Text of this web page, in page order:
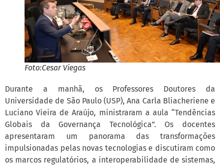
Foto:Cesar Viegas
Durante a manhã, os Professores Doutores da
Universidade de São Paulo (USP), Ana Carla Bliacheriene e
Luciano Vieira de Araújo, ministraram a aula “Tendências
Globais da Governança Tecnológica”. Os docentes
apresentaram um panorama das transformações
impulsionadas pelas novas tecnologias e discutiram como
os marcos regulatórios, a interoperabilidade de sistemas,